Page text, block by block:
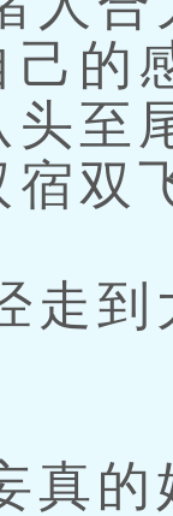
己的
头至
宿双
到
的